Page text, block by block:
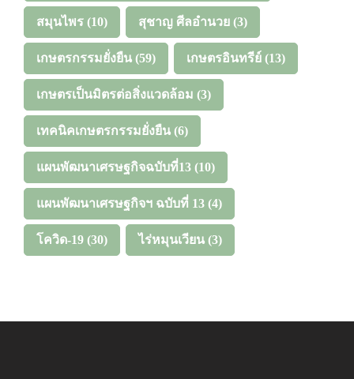
สมุนไพร (10) สุชาญ ศีลอำนวย (3)
เกษตรกรรมยั่งยืน (59) เกษตรอินทรีย์ (13)
เกษตรเป็นมิตรต่อสิ่งแวดล้อม (3)
เทคนิคเกษตรกรรมยั่งยืน (6)
แผนพัฒนาเศรษฐกิจฉบับที่13 (10)
แผนพัฒนาเศรษฐกิจฯ ฉบับที่ 13 (4)
โควิด-19 (30) ไร่หมุนเวียน (3)